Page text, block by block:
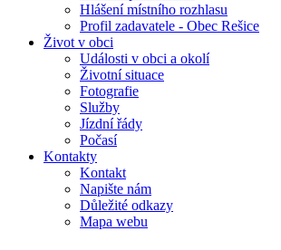
Hlášení místního rozhlasu
Profil zadavatele - Obec Rešice
Život v obci
Události v obci a okolí
Životní situace
Fotografie
Služby
Jízdní řády
Počasí
Kontakty
Kontakt
Napište nám
Důležité odkazy
Mapa webu